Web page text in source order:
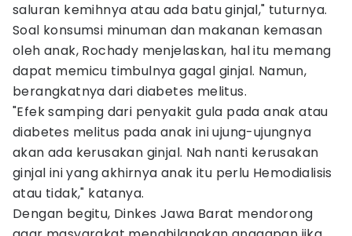
saluran kemihnya atau ada batu ginjal," tuturnya.
Soal konsumsi minuman dan makanan kemasan
oleh anak, Rochady menjelaskan, hal itu memang
dapat memicu timbulnya gagal ginjal. Namun,
berangkatnya dari diabetes melitus.
"Efek samping dari penyakit gula pada anak atau
diabetes melitus pada anak ini ujung-ujungnya
akan ada kerusakan ginjal. Nah nanti kerusakan
ginjal ini yang akhirnya anak itu perlu Hemodialisis
atau tidak," katanya.
Dengan begitu, Dinkes Jawa Barat mendorong